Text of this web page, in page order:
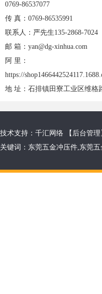
0769-86537077
传 真：0769-86535991
联系人：严先生135-2868-7024
邮 箱：yan@dg-xinhua.com
阿 里：
https://
地 址：石排镇田寮工业区维格
技术支持：千汇网络 【 后台管理
关键词： 东莞五金冲压件,东莞